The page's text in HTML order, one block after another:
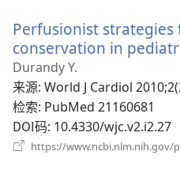
Perfusionist strategies
conservation in
Durandy Y.
来源‎: World J Cardiol
检索‎: PubMed 21160681
DOI码‎: 10.4330/wjc.v2.i2.27
https://www.ncbi.nlm.nih.gov/